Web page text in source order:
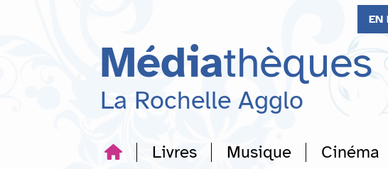
recherche
EN
Médiathèques
La Rochelle Agglo
Livres Musique Cinéma